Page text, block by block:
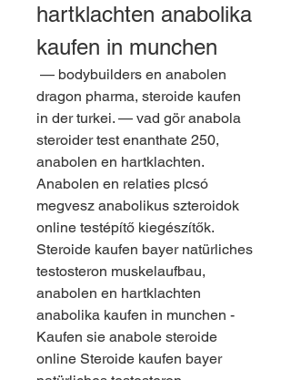
hartklachten anabolika
kaufen in munchen
dragon pharma, steroide kaufen
in der turkei. — vad gör anabola
steroider test enanthate 250,
anabolen en hartklachten.
Anabolen en relaties plcsó
megvesz anabolikus szteroidok
online testépítő kiegészítők.
Steroide kaufen bayer natürliches
testosteron muskelaufbau,
anabolen en hartklachten
anabolika kaufen in munchen -
Kaufen sie anabole steroide
online Steroide kaufen bayer